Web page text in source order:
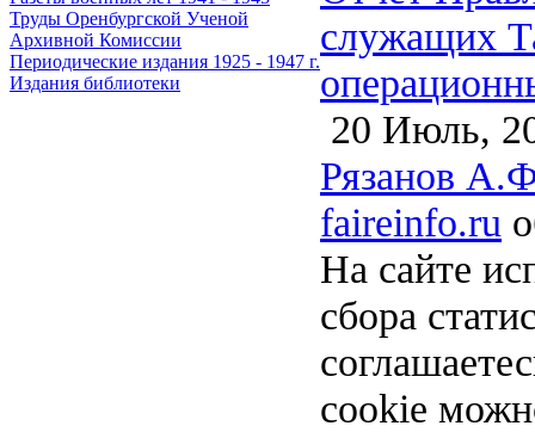
Труды Оренбургской Ученой
Архивной Комиссии
Периодические издания 1925 - 1947 г.
Издания библиотеки
служащих
20 Июль,
Рязанов
faireinfo.ru
На сайте
сбора
cookie